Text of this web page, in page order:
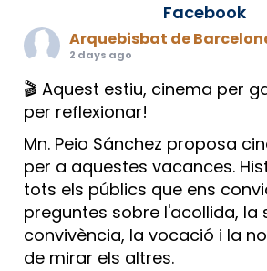
Facebook
Arquebisbat de
2 days ago
🎬 Aquest estiu, cinema per
per reflexionar!
Mn. Peio Sánchez proposa
per a aquestes vacances.
tots els públics que ens
preguntes sobre l'acollida, la
convivència, la vocació i la
de mirar els altres.